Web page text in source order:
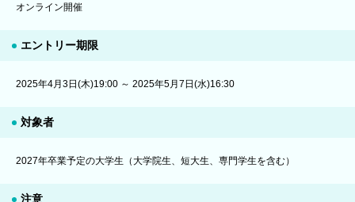
オンライン開催
エントリー期限
2025年4月3日(木)19:00 ～ 2025年5月7日(水)16:30
対象者
2027年卒業予定の大学生（大学院生、短大生、専門学生を含む）
注意